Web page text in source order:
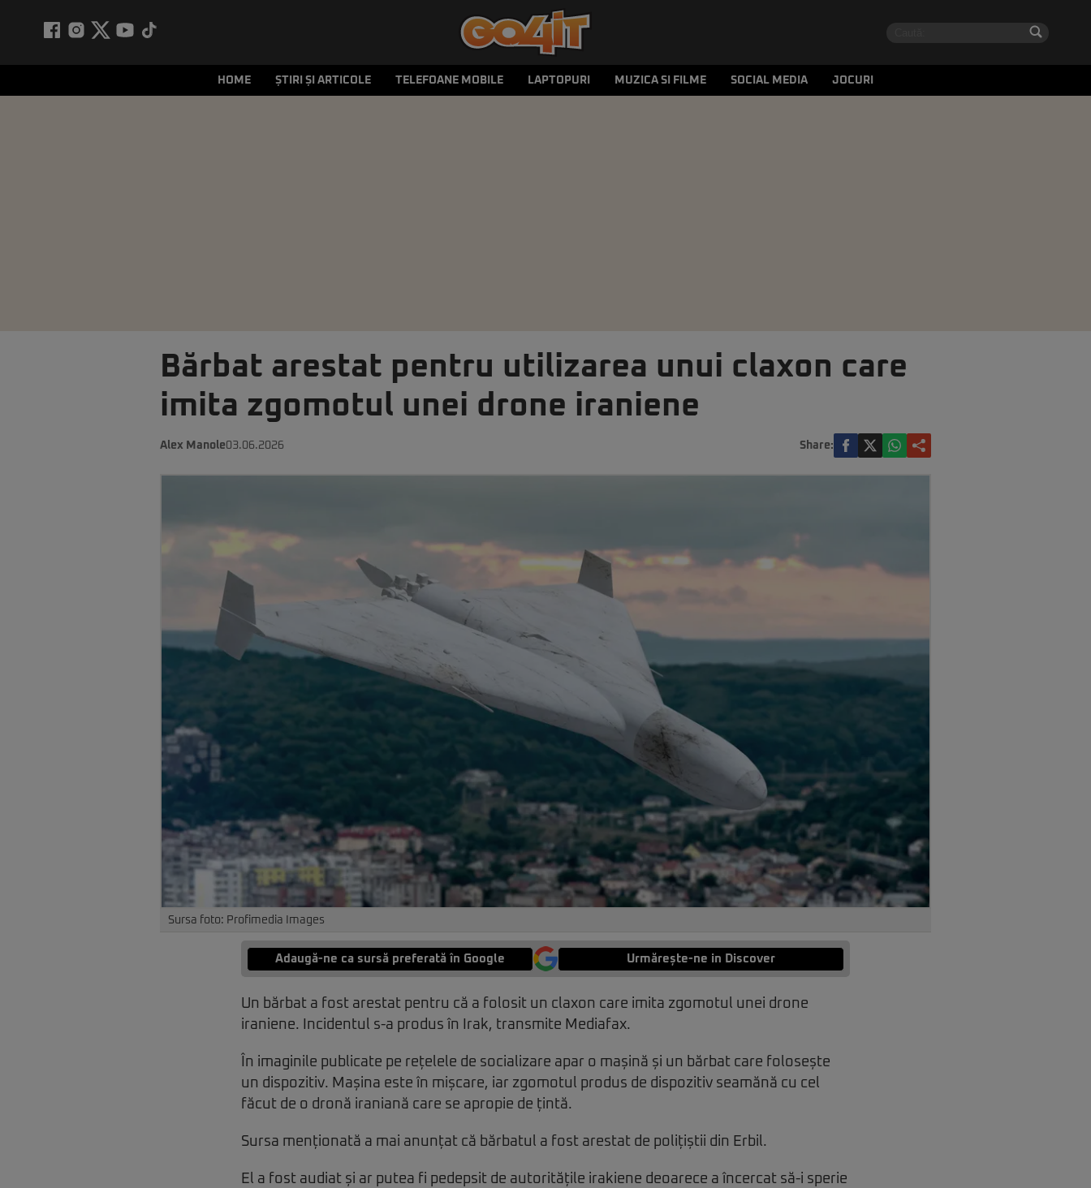
HOME ȘTIRI ȘI ARTICOLE TELEFOANE MOBILE LAPTOPURI MUZICA SI FILME SOCIAL MEDIA JOCURI
Bărbat arestat pentru utilizarea unui claxon care
imita zgomotul unei drone iraniene
Alex Manole03.06.2026 Share:
Sursa foto: Profimedia Images
Adaugă-ne ca sursă preferată în Google Urmărește-ne in Discover
Un bărbat a fost arestat pentru că a folosit un claxon care imita zgomotul unei drone
iraniene. Incidentul s-a produs în Irak, transmite Mediafax.
În imaginile publicate pe rețelele de socializare apar o mașină și un bărbat care folosește
un dispozitiv. Mașina este în mișcare, iar zgomotul produs de dispozitiv seamănă cu cel
făcut de o dronă iraniană care se apropie de țintă.
Sursa menționată a mai anunțat că bărbatul a fost arestat de polițiștii din Erbil.
El a fost audiat și ar putea fi pedepsit de autoritățile irakiene deoarece a încercat să-i sperie